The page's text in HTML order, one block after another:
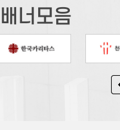
배너모음